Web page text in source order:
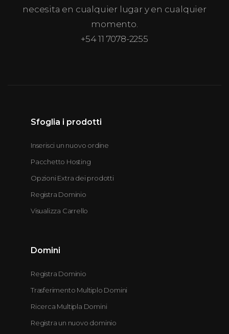
necesita en cualquier lugar y en cualquier
momento.
+54 11 7078-2255
Sfoglia i prodotti
Inserisci un nuovo ordine
Pacchetto Hosting
Opzioni Extra dei prodotti
Registra Dominio
Visualizza Carrello
Domini
Registra Dominio
Trasferimento Multiplo Domini
Ricerca Multipla Domini
Registra un nuovo dominio